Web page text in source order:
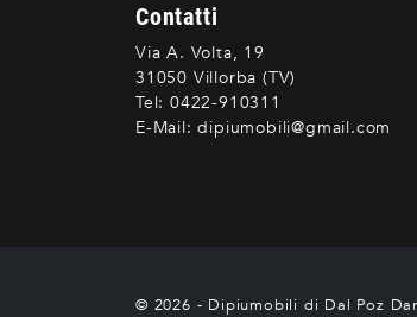
Contatti
Via A. Volta, 19
31050 Villorba (TV)
Tel: 0422-910311
E-Mail: dipiumobili@gmail.com
© 2026 - Dipiumobili di Dal Poz